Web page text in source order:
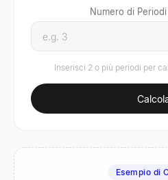
Numero di
Inserisci 2 o più periodi per
Esempio di